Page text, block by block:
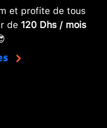
et profite de tous
de 120 Dhs / mois